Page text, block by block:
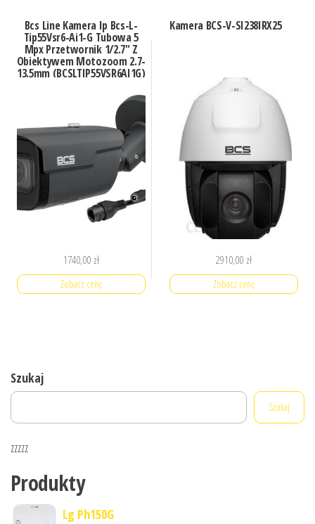
Bcs Line Kamera Ip Bcs-L-
Tip55Vsr6-Ai1-G Tubowa 5
Mpx Przetwornik 1/2.7″ Z
Obiektywem Motozoom 2.7-
13.5mm (BCSLTIP55VSR6AI1G)
1740,00 zł
Zobacz cenę
Kamera BCS-V-SI238IRX25
2910,00 zł
Zobacz cenę
Szukaj
Szukaj
zzzzz
Produkty
Lg Ph150G